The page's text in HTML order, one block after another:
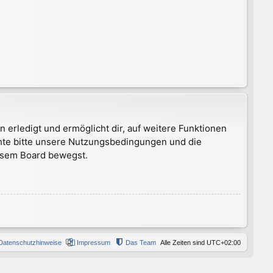
erledigt und ermöglicht dir, auf weitere Funktionen
bitte unsere Nutzungsbedingungen und die
Board bewegst.
Alle Zeiten sind UTC+02:00
Das Team
Impressum